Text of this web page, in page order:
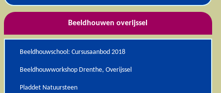
Beeldhouwen overijssel
Beeldhouwschool: Cursusaanbod 2018
Beeldhouwworkshop Drenthe, Overijssel
Pladdet Natuursteen